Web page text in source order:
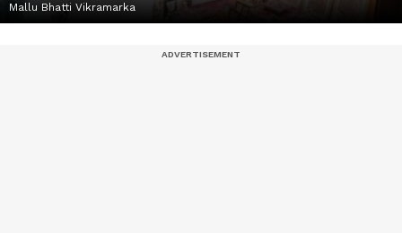
Mallu Bhatti Vikramarka